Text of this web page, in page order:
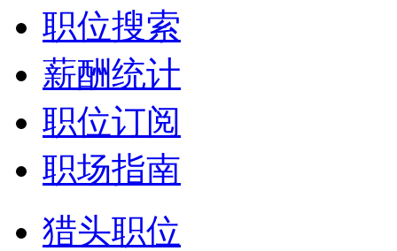
职位搜索
薪酬统计
职位订阅
职场指南
猎头职位